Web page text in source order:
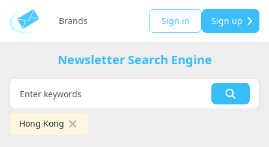
Brands Sign in Sign up
Newsletter Search Engine
Hong Kong